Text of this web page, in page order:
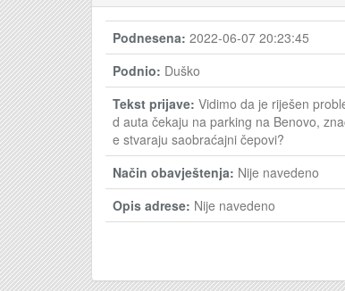
Podnesena: 2022-06-07 20:23:45
Podnio: Duško
Tekst prijave: Vidimo da je riješen
d auta čekaju na parking na Benovo,
e stvaraju saobraćajni čepovi?
Način obavještenja: Nije navedeno
Opis adrese: Nije navedeno